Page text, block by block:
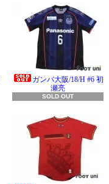
ガンバ大阪/18/H #6 初
瀬亮
SOLD OUT